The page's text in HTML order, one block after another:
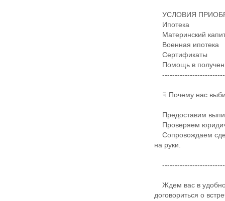
​​​​УСЛОВИЯ
Ипотека
Материнский
Военная ипотека
Сертификаты
Помощь в
☟ Почему нас
​Предоставим
Проверяем
Сопровождаем
на руки.
Ждем вас в
договориться о